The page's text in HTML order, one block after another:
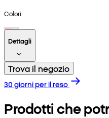
Colori
Dettagli
Trova il negozio
30 giorni per il reso
Prodotti che